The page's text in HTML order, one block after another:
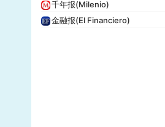
Insider
千年报(Milenio)
金融报(El Financiero)